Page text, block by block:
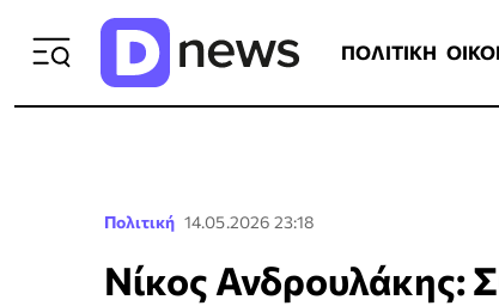
ΠΟΛΙΤΙΚΗ
Πολιτική 14.05.2026 23:18
Νίκος Ανδρουλάκης: